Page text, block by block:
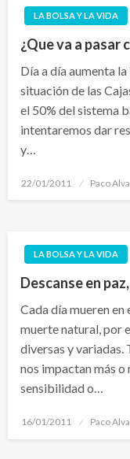
LA BOLSA Y LA VIDA
¿Que va a pasar
Día a día aumenta
situación de las
el 50% del sistema
intentaremos dar
y…
Publicado
22/01/2011 Paco
LA BOLSA Y LA VIDA
Descanse en
Cada día mueren en
muerte natural, por
diversas y variadas.
nos impactan más o
sensibilidad o…
Publicado
16/01/2011 Paco